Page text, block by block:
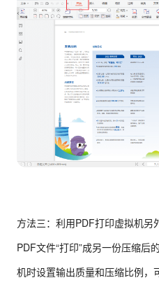
方法三：利用PDF打印虚拟机
PDF文件“打印”成另一份压缩后
机时设置输出质量和压缩比例，